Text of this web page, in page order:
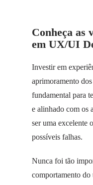
Conheça as
em UX/UI
Investir em
aprimoramento
fundamental para
e alinhado com os
ser uma excelente
possíveis falhas.
Nunca foi tão
comportamento do